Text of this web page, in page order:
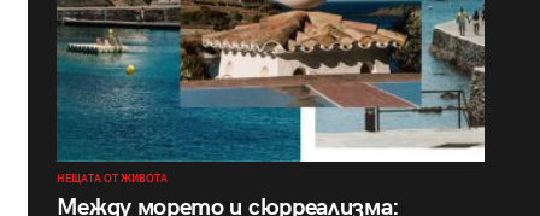
НЕЩАТА ОТ ЖИВОТА
Между морето и сюрреализма: